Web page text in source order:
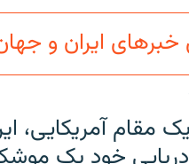
ایران و
مقام آمریکایی،